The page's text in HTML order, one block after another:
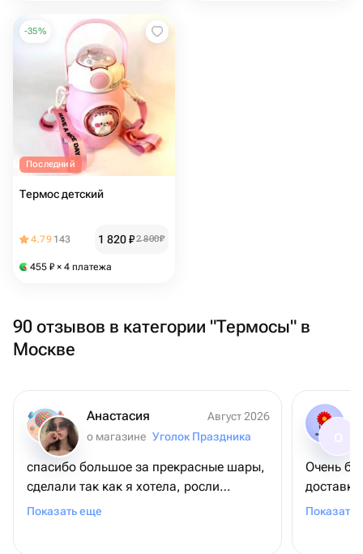
-35%
Последний
Термос детский
4.79 143 1 820₽2 800₽
455 ₽ × 4 платежа
90 отзывов в категории "Термосы" в
Москве
Анастасия
Август 2026
о магазине Уголок Праздника
спасибо большое за прекрасные шары,
сделали так как я хотела, росли
навстречу, спасибо🙏🏻🥰
Показать еще
Очень
времени
Показать